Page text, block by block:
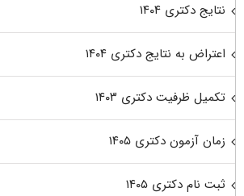
نتایج دکتری ۱۴۰۴
اعتراض به نتایج دکتری ۱۴۰۴
تکمیل ظرفیت دکتری ۱۴۰۳
زمان آزمون دکتری ۱۴۰۵
ثبت نام دکتری ۱۴۰۵